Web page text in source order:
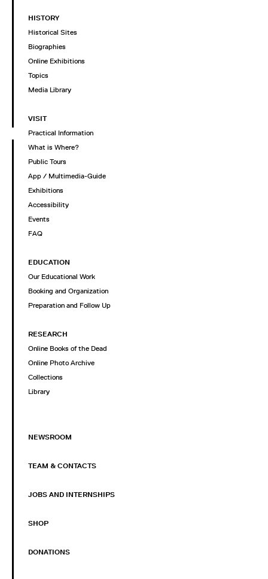
HISTORY
Historical Sites
Biographies
Online Exhibitions
Topics
Media Library
VISIT
Practical Information
What is Where?
Public Tours
App / Multimedia-Guide
Exhibitions
Accessibility
Events
FAQ
EDUCATION
Our Educational Work
Booking and Organization
Preparation and Follow Up
RESEARCH
Online Books of the Dead
Online Photo Archive
Collections
Library
NEWSROOM
TEAM & CONTACTS
JOBS AND INTERNSHIPS
SHOP
DONATIONS